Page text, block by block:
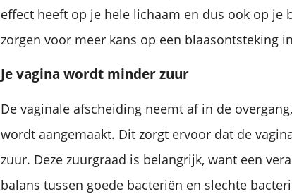
effect heeft op je hele lichaam en dus ook op je
zorgen voor meer kans op een blaasontsteking
Je vagina wordt minder zuur
De vaginale afscheiding neemt af in de
wordt aangemaakt. Dit zorgt ervoor dat de
zuur. Deze zuurgraad is belangrijk, want een
balans tussen goede bacteriën en slechte